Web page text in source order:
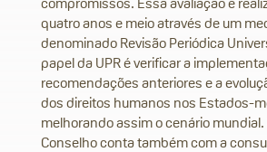
quatro anos e meio através de um
denominado Revisão Periódica
papel da UPR é verificar a
recomendações anteriores e a
dos direitos humanos nos Estados-
melhorando assim o cenário mundial.
Conselho conta também com a